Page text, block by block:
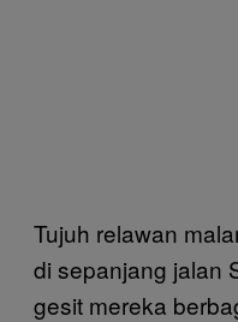
Tujuh relawan
di sepanjang jalan
gesit mereka